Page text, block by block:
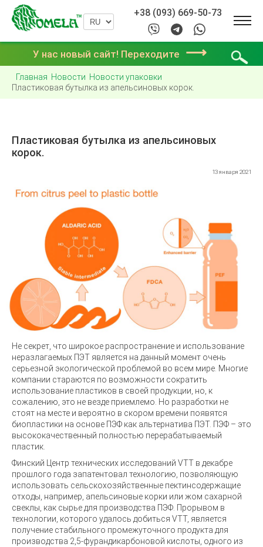
+38 (093) 669-50-73
У нас новый сайт! Переходите ⟶
Главная Новости Новости упаковки
Пластиковая бутылка из апельсиновых корок.
Пластиковая бутылка из апельсиновых
корок.
13 января 2021
Не секрет, что широкое распространение и использование
неразлагаемых ПЭТ является на данный момент очень
серьезной экологической проблемой во всем мире. Многие
компании стараются по возможности сократить
использование пластиков в своей продукции, но, к
сожалению, это не везде приемлемо. Но разработки не
стоят на месте и вероятно в скором времени появятся
биопластики на основе ПЭФ как альтернатива ПЭТ. ПЭФ – это
высококачественный полностью перерабатываемый
пластик.
Финский Центр технических исследований VTT в декабре
прошлого года запатентовал технологию, позволяющую
использовать сельскохозяйственные пектинсодержащие
отходы, например, апельсиновые корки или жом сахарной
свеклы, как сырье для производства ПЭФ. Прорывом в
технологии, которого удалось добиться VTT, является
получение стабильного промежуточного продукта для
производства 2,5-фурандикарбоновой кислоты, одного из